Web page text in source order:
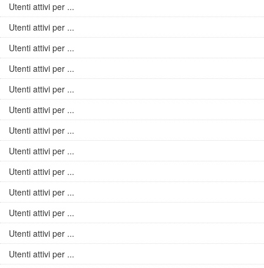
Utenti attivi per ...
Utenti attivi per ...
Utenti attivi per ...
Utenti attivi per ...
Utenti attivi per ...
Utenti attivi per ...
Utenti attivi per ...
Utenti attivi per ...
Utenti attivi per ...
Utenti attivi per ...
Utenti attivi per ...
Utenti attivi per ...
Utenti attivi per ...